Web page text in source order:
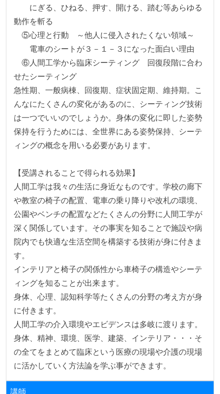
にぎる、ひねる、押す、開ける、踏む等あらゆる
動作を斬る
⑤心理と行動　～他人に侵入されたくない領域～
電車のシートが３－１－３になった面白い理由
⑥人間工学から臨床シーティング　回復段階に合わ
せたシーティング
急性期、一般病棟、回復期、症状固定期、維持期。こ
んなにたくさんの変化があるのに、シーティング技術
は一つでいいのでしょうか。身体の変化に即した姿勢
保持を行うためには、全世界にある姿勢保持、シーテ
ィングの概念を用いる必要があります。
【受講されることで得られる効果】
人間工学は我々の生活に身近なものです。学校の廊下
や教室の椅子の配置、電車の乗り降りや改札の環境、
公園やベンチの配置などたくさんの分野に人間工学が
深く関係しています。その事実を知ることで施設や病
院内でも快適な生活空間を構築する技術が身に付きま
す。
インテリアと椅子の関係性から車椅子の構造やシーテ
ィングを知ることが出来ます。
身体、心理、認知科学等たくさんの分野の考え方が身
に付きます。
人間工学の介入環境やエビデンスは多岐に渡ります。
身体、精神、環境、医学、建築、インテリア・・・そ
の全てをまとめて臨床という医療の現場や介護の現場
に活かしていく方法論を学ぶ事ができます。
講師